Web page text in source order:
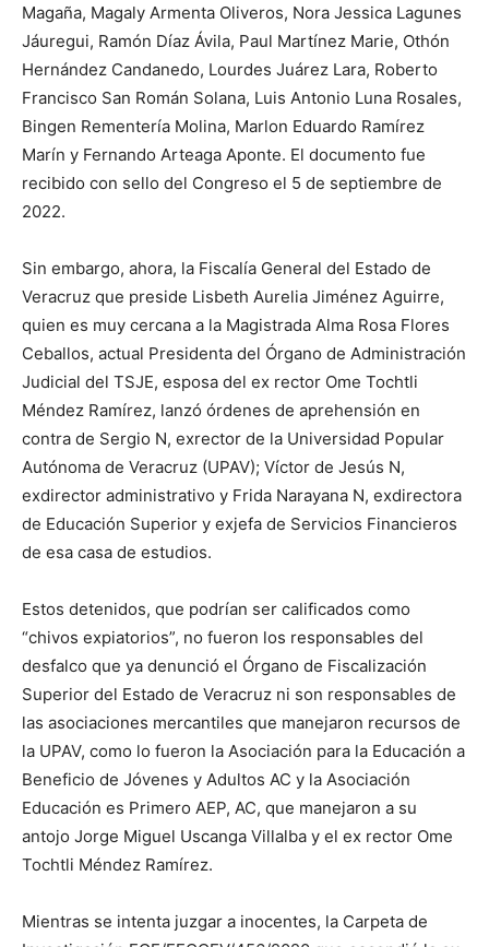
Magaña, Magaly Armenta Oliveros, Nora Jessica Lagunes
Jáuregui, Ramón Díaz Ávila, Paul Martínez Marie, Othón
Hernández Candanedo, Lourdes Juárez Lara, Roberto
Francisco San Román Solana, Luis Antonio Luna Rosales,
Bingen Rementería Molina, Marlon Eduardo Ramírez
Marín y Fernando Arteaga Aponte. El documento fue
recibido con sello del Congreso el 5 de septiembre de
2022.
Sin embargo, ahora, la Fiscalía General del Estado de
Veracruz que preside Lisbeth Aurelia Jiménez Aguirre,
quien es muy cercana a la Magistrada Alma Rosa Flores
Ceballos, actual Presidenta del Órgano de Administración
Judicial del TSJE, esposa del ex rector Ome Tochtli
Méndez Ramírez, lanzó órdenes de aprehensión en
contra de Sergio N, exrector de la Universidad Popular
Autónoma de Veracruz (UPAV); Víctor de Jesús N,
exdirector administrativo y Frida Narayana N, exdirectora
de Educación Superior y exjefa de Servicios Financieros
de esa casa de estudios.
Estos detenidos, que podrían ser calificados como
“chivos expiatorios”, no fueron los responsables del
desfalco que ya denunció el Órgano de Fiscalización
Superior del Estado de Veracruz ni son responsables de
las asociaciones mercantiles que manejaron recursos de
la UPAV, como lo fueron la Asociación para la Educación a
Beneficio de Jóvenes y Adultos AC y la Asociación
Educación es Primero AEP, AC, que manejaron a su
antojo Jorge Miguel Uscanga Villalba y el ex rector Ome
Tochtli Méndez Ramírez.
Mientras se intenta juzgar a inocentes, la Carpeta de